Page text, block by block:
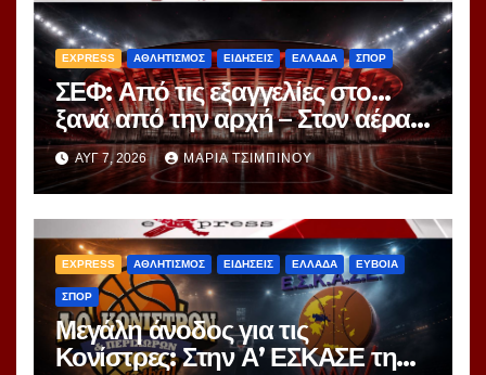
EXPRESS ΑΘΛΗΤΙΣΜΟΣ ΕΙΔΗΣΕΙΣ ΕΛΛΑΔΑ ΣΠΟΡ
ΣΕΦ: Από τις εξαγγελίες στο…
ξανά από την αρχή – Στον αέρα
ο διαγωνισμός των 24,8 εκατ.
ΑΥΓ 7, 2026 ΜΑΡΊΑ ΤΣΙΜΠΙΝΟΎ
EXPRESS ΑΘΛΗΤΙΣΜΟΣ ΕΙΔΗΣΕΙΣ ΕΛΛΑΔΑ ΕΥΒΟΙΑ
ΣΠΟΡ
Μεγάλη άνοδος για τις
Κονίστρες: Στην Α’ ΕΣΚΑΣΕ τη